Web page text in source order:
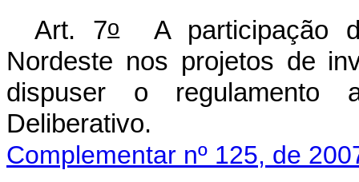
Art. 7oA participação
Nordeste nos projetos de
dispuser o regulamento
Deliberativo.
Complementar nº 125, de